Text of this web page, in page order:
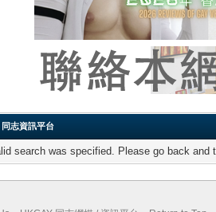
志資訊平台
search was specified. Please go back and